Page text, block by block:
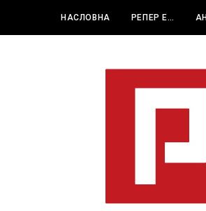
НАСЛОВНА РЕПЕР Е…